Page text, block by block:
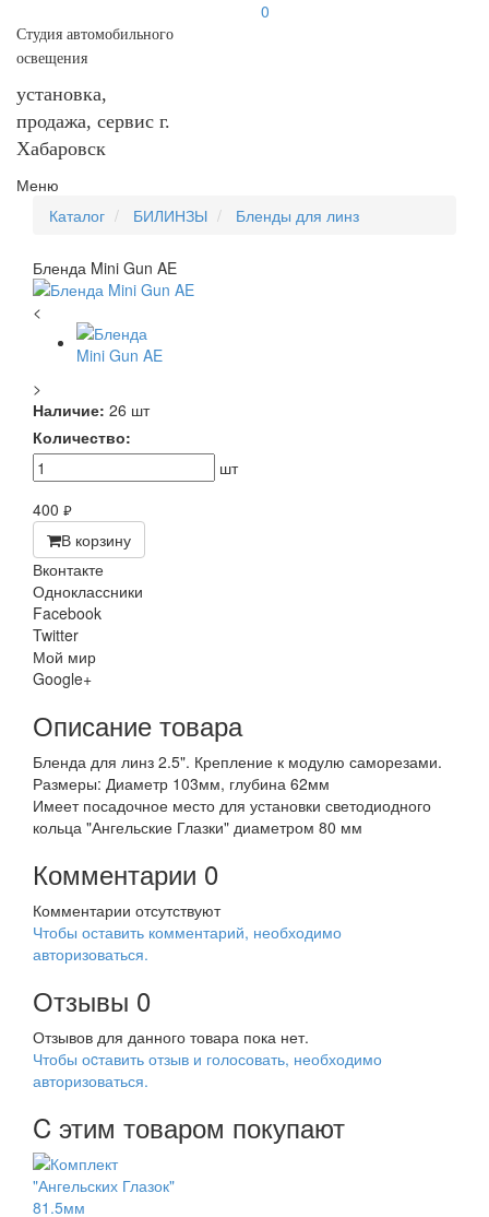
Студия автомобильного
освещения
установка,
продажа, сервис г.
Хабаровск
0
Меню
Каталог
БИЛИНЗЫ Бленды для линз
Бленда Mini Gun AE
<
>
Наличие: 26 шт
Количество:
шт
400 руб.
В корзину
Вконтакте
Одноклассники
Facebook
Twitter
Мой мир
Google+
Описание товара
Бленда для линз 2.5". Крепление к модулю саморезами.
Размеры: Диаметр 103мм, глубина 62мм
Имеет посадочное место для установки светодиодного
кольца "Ангельские Глазки" диаметром 80 мм
Комментарии 0
Комментарии отсутствуют
Чтобы оставить комментарий, необходимо
авторизоваться.
Отзывы 0
Отзывов для данного товара пока нет.
Чтобы оcтавить отзыв и голосовать, необходимо
авторизоваться.
C этим товаром покупают